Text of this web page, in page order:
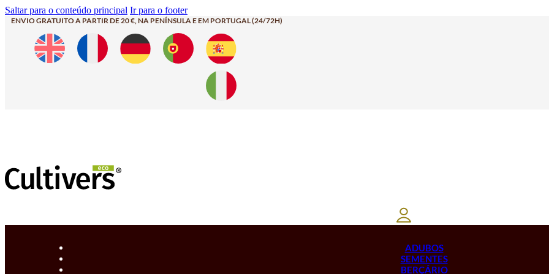
Saltar para o conteúdo principal Ir para o footer
ENVIO GRATUITO A PARTIR DE 20 €, NA PENÍNSULA E EM PORTUGAL (24/72H)
ADUBOS
SEMENTES
BERÇÁRIO